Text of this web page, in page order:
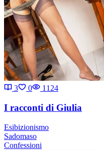
3
0 1124
I racconti di Giulia
Esibizionismo
Sadomaso
Confessioni